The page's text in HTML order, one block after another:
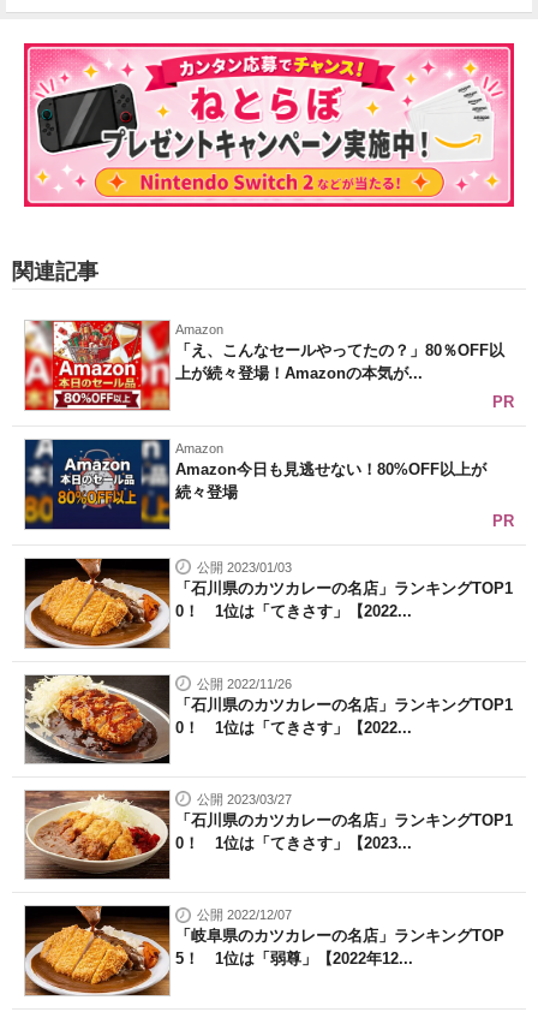
関連記事
Amazon
「え、こんなセールやってたの？」80％OFF以
上が続々登場！Amazonの本気が...
PR
Amazon
Amazon今日も見逃せない！80%OFF以上が
続々登場
PR
公開 2023/01/03
「石川県のカツカレーの名店」ランキングTOP1
0！ 1位は「てきさす」【2022...
公開 2022/11/26
「石川県のカツカレーの名店」ランキングTOP1
0！ 1位は「てきさす」【2022...
公開 2023/03/27
「石川県のカツカレーの名店」ランキングTOP1
0！ 1位は「てきさす」【2023...
公開 2022/12/07
「岐阜県のカツカレーの名店」ランキングTOP
5！ 1位は「弱尊」【2022年12...